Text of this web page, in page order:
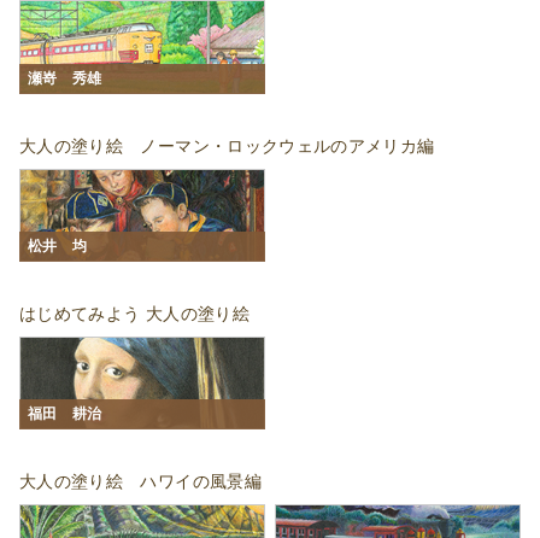
瀬嵜 秀雄
大人の塗り絵 ノーマン・ロックウェルのアメリカ編
松井 均
はじめてみよう 大人の塗り絵
福田 耕治
大人の塗り絵 ハワイの風景編